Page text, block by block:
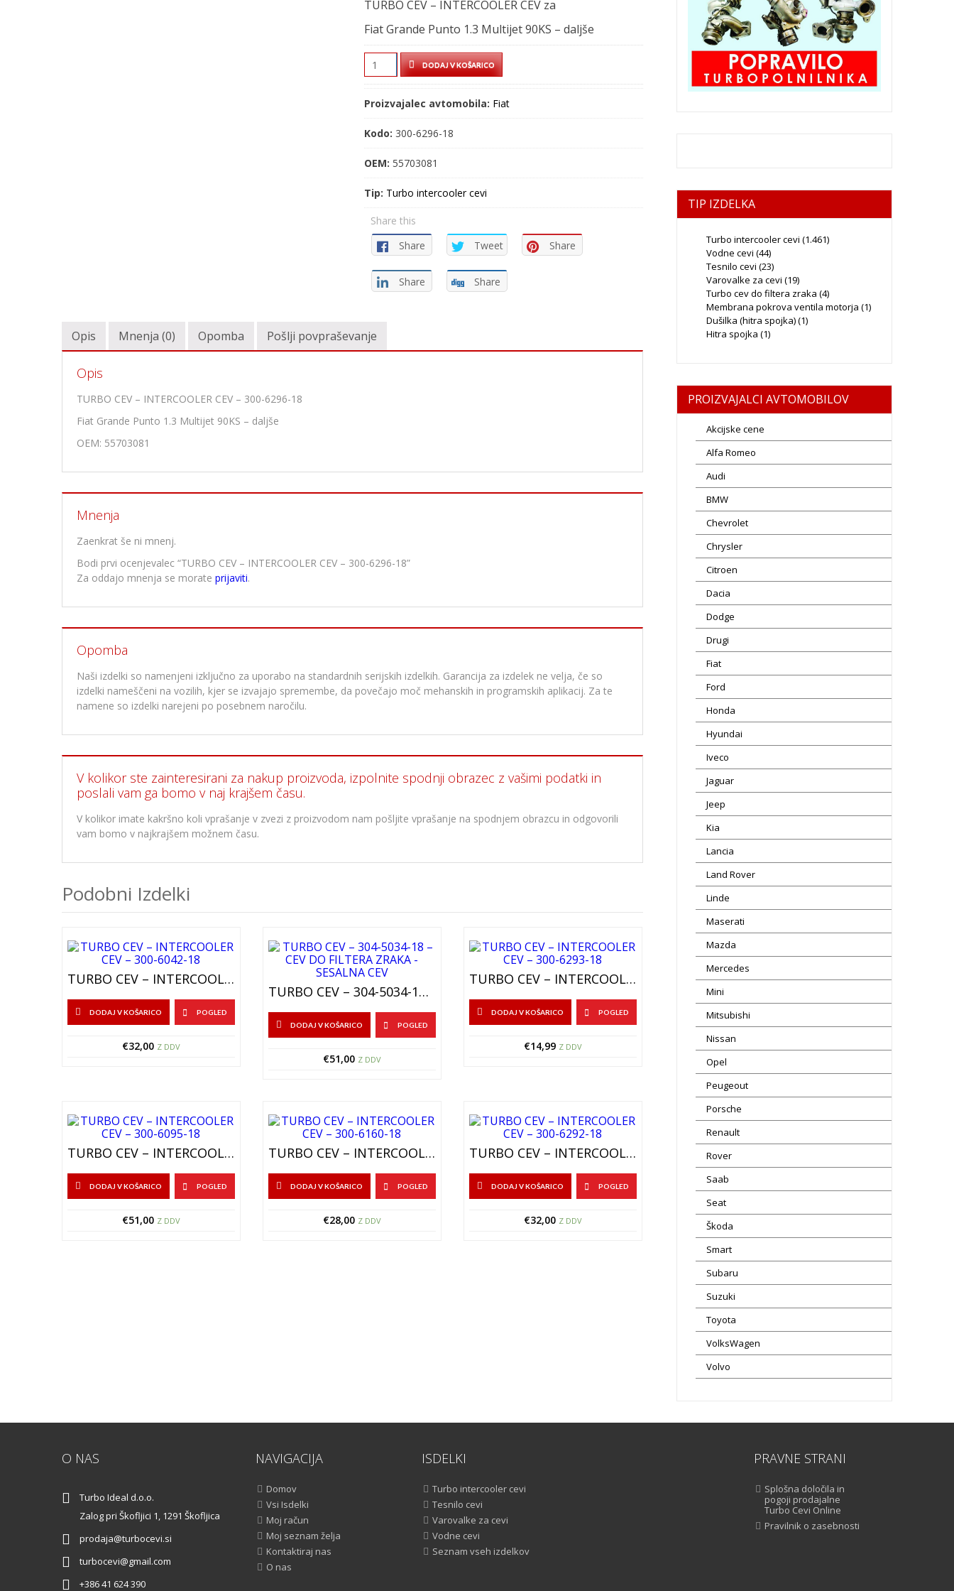
TURBO CEV – INTERCOOLER CEV za
Fiat Grande Punto 1.3 Multijet 90KS – daljše
TURBO
CEV
INTERCOOLER
CEV
–
300-
6296-
18
quantity
DODAJ V KOŠARICO
Proizvajalec avtomobila: Fiat
Kodo: 300-6296-18
OEM: 55703081
Tip: Turbo intercooler cevi
Share this
Share
Tweet Share
Share Share
Opis Mnenja (0) Opomba Pošlji povpraševanje
Opis
TURBO CEV – INTERCOOLER CEV – 300-6296-18
Fiat Grande Punto 1.3 Multijet 90KS – daljše
OEM: 55703081
Mnenja
Zaenkrat še ni mnenj.
Bodi prvi ocenjevalec “TURBO CEV – INTERCOOLER CEV – 300-6296-18”
Za oddajo mnenja se morate prijaviti.
Opomba
Naši izdelki so namenjeni izključno za uporabo na standardnih serijskih izdelkih. Garancija za izdelek ne velja, če so
izdelki nameščeni na vozilih, kjer se izvajajo spremembe, da povečajo moč mehanskih in programskih aplikacij. Za te
namene so izdelki narejeni po posebnem naročilu.
V kolikor ste zainteresirani za nakup proizvoda, izpolnite spodnji obrazec z vašimi podatki in
poslali vam ga bomo v naj krajšem času.
V kolikor imate kakršno koli vprašanje v zvezi z proizvodom nam pošljite vprašanje na spodnjem obrazcu in odgovorili
vam bomo v najkrajšem možnem času.
Podobni Izdelki
TURBO CEV – INTERCOOLER CEV – 300-6042-18
DODAJ V KOŠARICO POGLED
€32,00 Z DDV
TURBO CEV – 304-5034-18 – CEV DO FILTERA ZRAKA – SESALNA CEV
DODAJ V KOŠARICO POGLED
€51,00 Z DDV
TURBO CEV – INTERCOOLER CEV – 300-6293-18
DODAJ V KOŠARICO POGLED
€14,99 Z DDV
TURBO CEV – INTERCOOLER CEV – 300-6095-18
DODAJ V KOŠARICO POGLED
€51,00 Z DDV
TURBO CEV – INTERCOOLER CEV – 300-6160-18
DODAJ V KOŠARICO POGLED
€28,00 Z DDV
TURBO CEV – INTERCOOLER CEV – 300-6292-18
DODAJ V KOŠARICO POGLED
€32,00 Z DDV
TIP IZDELKA
Turbo intercooler cevi (1.461)
Vodne cevi (44)
Tesnilo cevi (23)
Varovalke za cevi (19)
Turbo cev do filtera zraka (4)
Membrana pokrova ventila motorja (1)
Dušilka (hitra spojka)(1)
Hitra spojka (1)
PROIZVAJALCI AVTOMOBILOV
Akcijske cene
Alfa Romeo
Audi
BMW
Chevrolet
Chrysler
Citroen
Dacia
Dodge
Drugi
Fiat
Ford
Honda
Hyundai
Iveco
Jaguar
Jeep
Kia
Lancia
Land Rover
Linde
Maserati
Mazda
Mercedes
Mini
Mitsubishi
Nissan
Opel
Peugeout
Porsche
Renault
Rover
Saab
Seat
Škoda
Smart
Subaru
Suzuki
Toyota
VolksWagen
Volvo
O NAS
Turbo Ideal d.o.o.
Zalog pri Škofljici 1, 1291 Škofljica
prodaja@turbocevi.si
turbocevi@gmail.com
+386 41 624 390
NAVIGACIJA
Domov
Vsi Isdelki
Moj račun
Moj seznam želja
Kontaktiraj nas
O nas
ISDELKI
Turbo intercooler cevi
Tesnilo cevi
Varovalke za cevi
Vodne cevi
Seznam vseh izdelkov
PRAVNE STRANI
Splošna določila in
pogoji prodajalne
Turbo Cevi Online
Pravilnik o zasebnosti